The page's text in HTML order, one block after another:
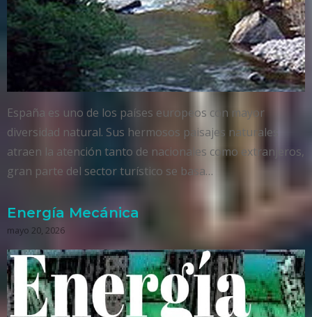
España es uno de los países europeos con mayor
diversidad natural. Sus hermosos paisajes naturales
atraen la atención tanto de nacionales como extranjeros,
gran parte del sector turístico se basa…
Energía Mecánica
mayo 20, 2026